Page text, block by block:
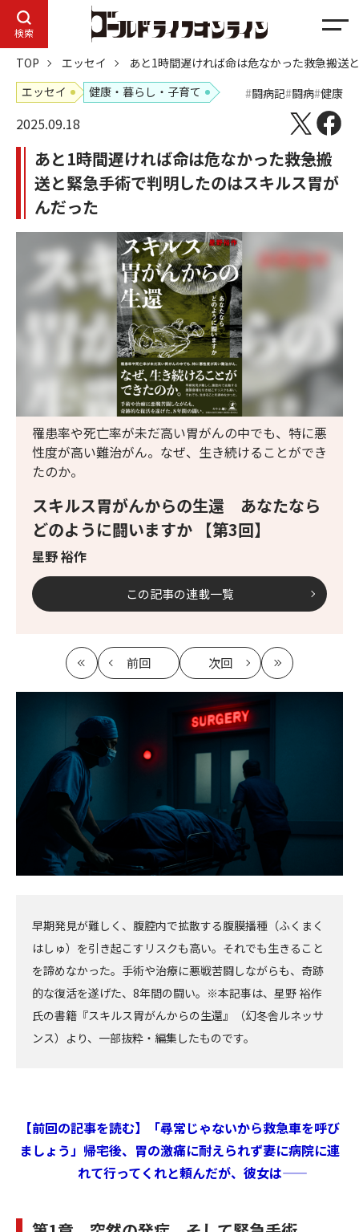
検索
メ
ニ
ュ
ー
TOP エッセイ
あと1時間遅ければ命は危なかった――救急搬
エッセイ
健康・暮らし・子育て 闘病記 闘病 健康
2025.09.18
あと1時間遅ければ命は危なかった――救急搬
送と緊急手術で判明したのはスキルス胃が
んだった
スキルス胃がんからの生還 あなたなら
どのように闘いますか 【第3回】
星野 裕作
罹患率や死亡率が未だ高い胃がんの中でも、特に悪
性度が高い難治がん。なぜ、生き続けることができ
たのか。
この記事の連載一覧
最
初
前回
記
次回
記
事
へ
最
新
早期発見が難しく、腹腔内で拡散する腹膜播種（ふくまく
はしゅ）を引き起こすリスクも高い。それでも生きること
を諦めなかった。手術や治療に悪戦苦闘しながらも、奇跡
的な復活を遂げた、8年間の闘い。※本記事は、星野 裕作
氏の書籍『スキルス胃がんからの生還』（幻冬舎ルネッサ
ンス）より、一部抜粋・編集したものです。
【前回の記事を読む】「尋常じゃないから救急車を呼び
ましょう」帰宅後、胃の激痛に耐えられず妻に病院に連
れて行ってくれと頼んだが、彼女は――